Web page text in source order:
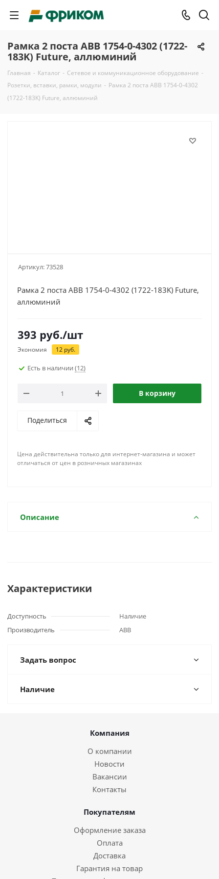
Рамка 2 поста ABB 1754-0-4302 (1722-
183K) Future, аллюминий
Главная - Каталог - Сетевое и коммуникационное оборудование -
Розетки, вставки, рамки, модули - Рамка 2 поста ABB 1754-0-4302
(1722-183K) Future, аллюминий
Артикул:73528
Рамка 2 поста ABB 1754-0-4302 (1722-183K) Future,
аллюминий
393 руб./шт
Экономия 12 руб.
Есть в наличии (12)
В корзину
Поделиться
Цена действительна только для интернет-магазина и может
отличаться от цен в розничных магазинах
Описание
Характеристики
Доступность
Наличие
Производитель
ABB
Задать вопрос
Наличие
Компания
О компании
Новости
Вакансии
Контакты
Покупателям
Оформление заказа
Оплата
Доставка
Гарантия на товар